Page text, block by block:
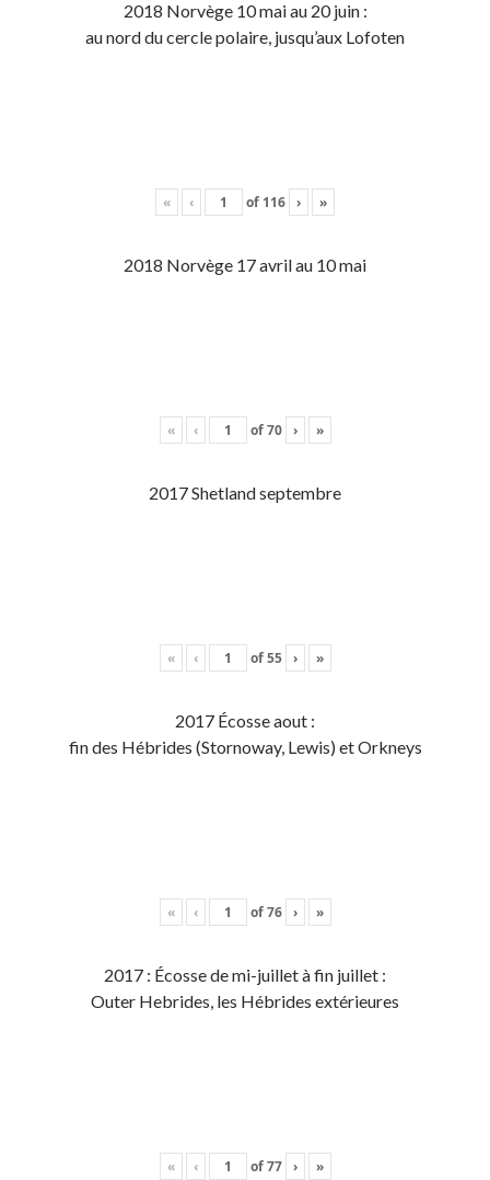
2018 Norvège 10 mai au 20 juin :
au nord du cercle polaire, jusqu’aux Lofoten
« ‹ of 116 › »
2018 Norvège 17 avril au 10 mai
« ‹ of70 › »
2017 Shetland septembre
« ‹ of55 › »
2017 Écosse aout :
fin des Hébrides (Stornoway, Lewis) et Orkneys
« ‹ of76 › »
2017 : Écosse de mi-juillet à fin juillet :
Outer Hebrides, les Hébrides extérieures
« ‹ of77 › »